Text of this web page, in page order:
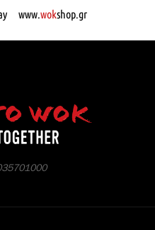
www.wokshop.gr